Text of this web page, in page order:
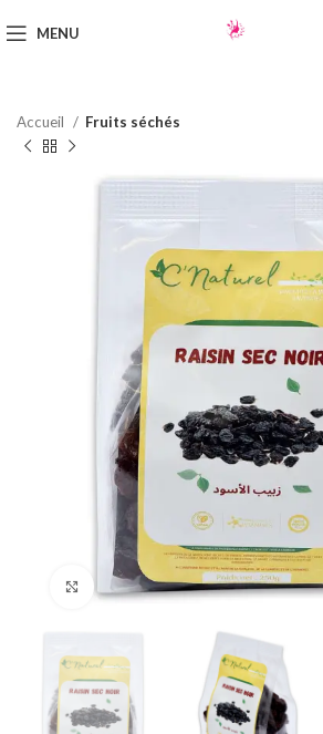
MENU
Accueil Fruits séchés
Click to enlarge